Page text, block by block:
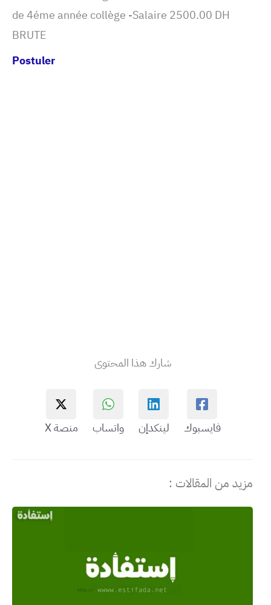
de 4éme année collège -Salaire 2500.00 DH
BRUTE
Postuler
شارك هذا المحتوى
فايسبوك لينكدإن واتساب منصة X
مزيد من المقالات :